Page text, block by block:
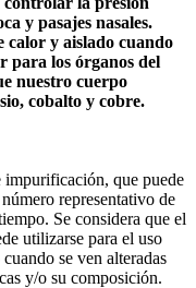
y pasajes nasales.
calor y aislado cuando
para los órganos del
nuestro cuerpo
cobalto y cobre.
impurificación, que puede
representativo de
Se considera que el
utilizarse para el uso
se ven alteradas
y/o su composición.